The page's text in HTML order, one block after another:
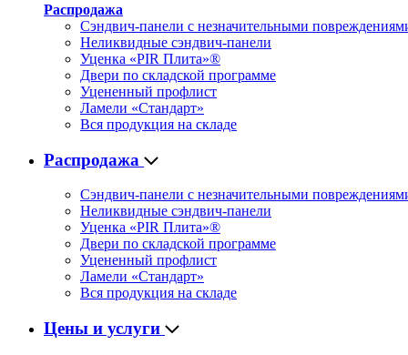
Распродажа
Сэндвич-панели с незначительными
Неликвидные сэндвич-панели
Уценка «PIR Плита»®
Двери по складской программе
Уцененный профлист
Ламели «Стандарт»
Вся продукция на складе
Распродажа
Сэндвич-панели с незначительными
Неликвидные сэндвич-панели
Уценка «PIR Плита»®
Двери по складской программе
Уцененный профлист
Ламели «Стандарт»
Вся продукция на складе
Цены и услуги